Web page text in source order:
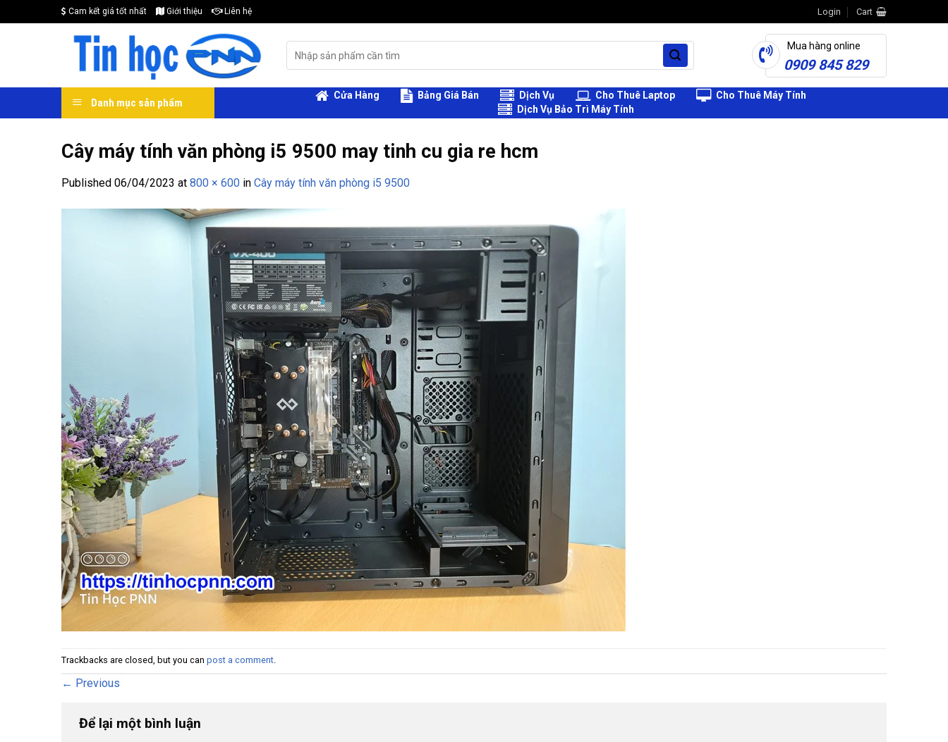
to
Cam kết giá tốt nhất Giới thiệu Liên hệ Login Cart
for:
Mua hàng online
0909 845 829
Danh mục sản phẩm
Cửa Hàng Bảng Giá Bán Dịch Vụ Cho Thuê Laptop
Cho Thuê Máy Tính
Dịch Vụ Bảo Trì Máy Tính
Cây máy tính văn phòng i5 9500 may tinh cu gia re hcm
Published 06/04/2023 at 800 × 600 in Cây máy tính văn phòng i5 9500
Trackbacks are closed, but you can post a comment
← Previous
Để lại một bình luận